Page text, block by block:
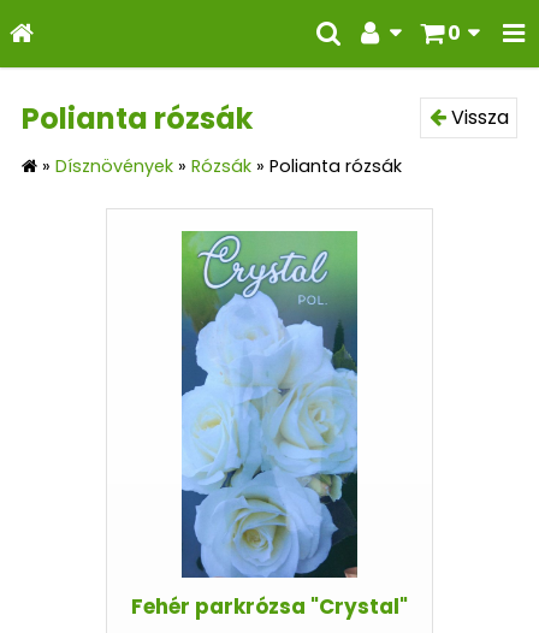
0
Vissza
Polianta rózsák
» Dísznövények » Rózsák » Polianta rózsák
Fehér parkrózsa "Crystal"